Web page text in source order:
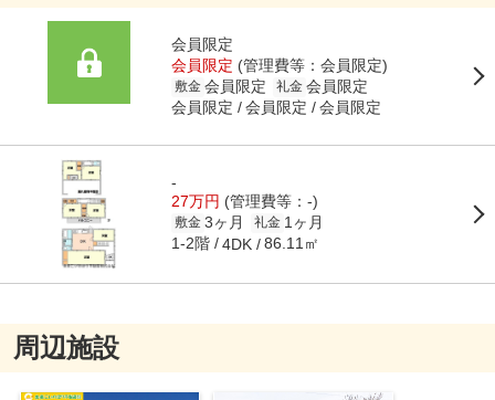
会員限定
会員限定 (管理費等：会員限定)
敷金 会員限定 礼金 会員限定
会員限定
会員限定 会員限定
-
27万円 (管理費等：-)
敷金 3ヶ月 礼金 1ヶ月
1-2階 4DK 86.11㎡
周辺施設